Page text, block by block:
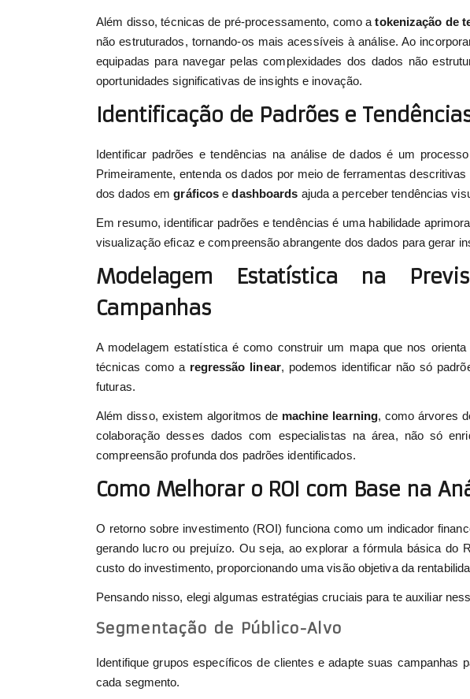
Além disso, técnicas de pré-processamento, como atokenização de
não estruturados, tornando-os mais acessíveis à análise. Ao
equipadas para navegar pelas complexidades dos dados não
oportunidades significativas de insights e inovação.
Identificação de Padrões e
Identificar padrões e tendências na análise de dados é um
Primeiramente, entenda os dados por meio de ferramentas
dos dados emgráficos edashboards ajuda a perceber tendências
Em resumo, identificar padrões e tendências é uma habilidade
visualização eficaz e compreensão abrangente dos dados para gerar
Modelagem Estatística na
Campanhas
A modelagem estatística é como construir um mapa que nos
técnicas como a regressão linear, podemos identificar não só
futuras.
Além disso, existem algoritmos de machine learning, como árvores
colaboração desses dados com especialistas na área, não só
compreensão profunda dos padrões identificados.
Como Melhorar o ROI com Base na
O retorno sobre investimento (ROI) funciona como um indicador
gerando lucro ou prejuízo. Ou seja, ao explorar a fórmula básica do
custo do investimento, proporcionando uma visão objetiva da
Pensando nisso, elegi algumas estratégias cruciais para te auxiliar
Segmentação de Público-Alvo
Identifique grupos específicos de clientes e adapte suas campanhas
cada segmento.